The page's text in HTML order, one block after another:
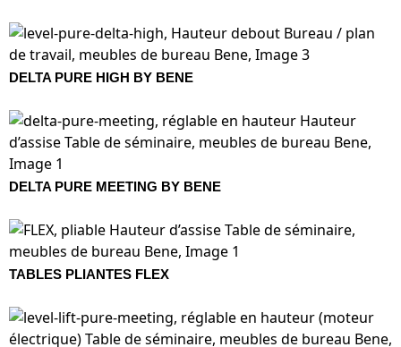
DELTA PURE HIGH BY BENE
DELTA PURE MEETING BY BENE
TABLES PLIANTES FLEX